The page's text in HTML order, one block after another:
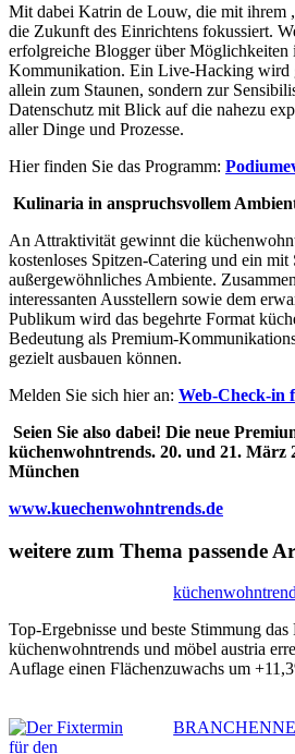
Mit dabei Katrin de Louw, die mit ihrem
die Zukunft des Einrichtens fokussiert.
erfolgreiche Blogger über Möglichkeiten
Kommunikation. Ein Live-Hacking wird
allein zum Staunen, sondern zur
Datenschutz mit Blick auf die nahezu
aller Dinge und Prozesse.
Hier finden Sie das Programm:
Kulinaria in anspruchsvollem
An Attraktivität gewinnt die
kostenloses Spitzen-Catering und ein mit
außergewöhnliches Ambiente.
interessanten Ausstellern sowie dem
Publikum wird das begehrte Format
Bedeutung als Premium-
gezielt ausbauen können.
Melden Sie sich hier an: Web-Check-in
Seien Sie also dabei! Die neue
küchenwohntrends. 20. und 21. März
München
www.kuechenwohntrends.de
weitere zum Thema passende
Top-Ergebnisse und beste Stimmung das
küchenwohntrends und möbel austria
Auflage einen Flächenzuwachs um